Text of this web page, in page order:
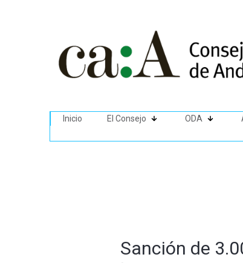
Inicio El Consejo ODA
Sanción de